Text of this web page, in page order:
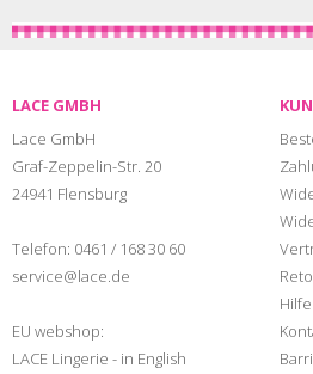
LACE GMBH
Lace GmbH
Graf-Zeppelin-Str. 20
24941 Flensburg
Telefon: 0461 / 168 30 60
service@lace.de
EU webshop:
LACE Lingerie - in English
Hilfe